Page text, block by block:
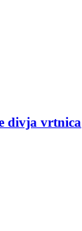
divja vrtnica